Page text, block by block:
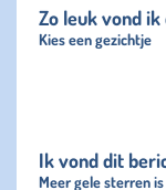
Zo leuk vond
Kies een gezichtje
Ik vond dit
Meer gele sterren